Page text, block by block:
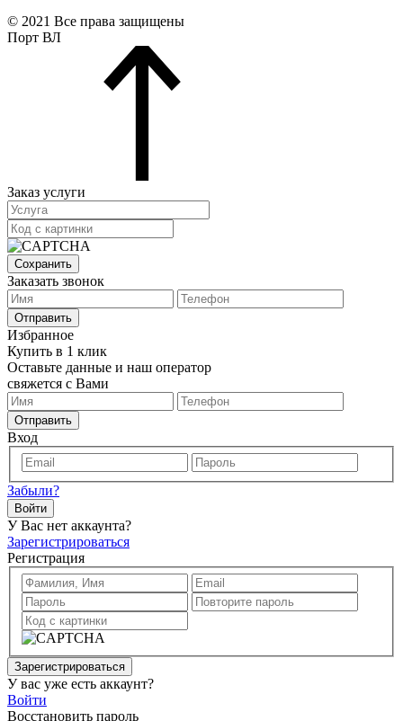
© 2021 Все права защищены
Порт ВЛ
Заказ услуги
Сохранить
Заказать звонок
Отправить
Избранное
Купить в 1 клик
Оставьте данные и наш оператор
свяжется с Вами
Отправить
Вход
Забыли?
Войти
У Вас нет аккаунта?
Зарегистрироваться
Регистрация
Зарегистрироваться
У вас уже есть аккаунт?
Войти
Восстановить пароль